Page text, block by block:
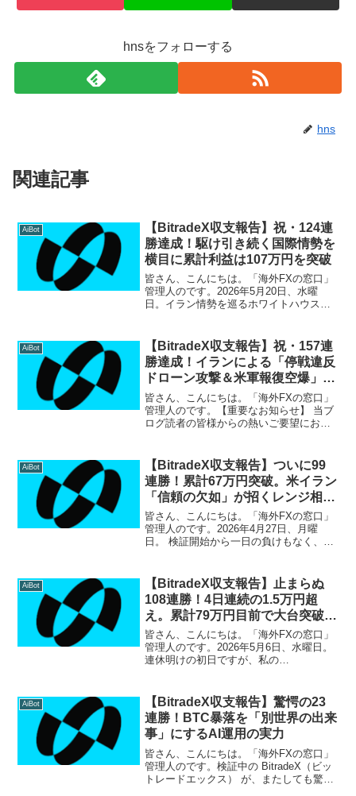
hnsをフォローする
hns
関連記事
AiBot
【BitradeX収支報告】祝・124連
勝達成！駆け引き続く国際情勢を
横目に累計利益は107万円を突破
皆さん、こんにちは。「海外FXの窓口」
管理人のです。2026年5月20日、水曜
日。イラン情勢を巡るホワイトハウスの
成しました！相場に急な揺さぶりがかか
る局面こ...
AiBot
【BitradeX収支報告】祝・157連
勝達成！イランによる「停戦違反
ドローン攻撃＆米軍報復空爆」の
有事再燃相場をAIが完全攻略、累
計利益194万円突破！
皆さん、こんにちは。「海外FXの窓口」
管理人のです。【重要なお知らせ】 当ブ
ログ読者の皆様からの熱いご要望にお応
気軽に参加でき、リアルタイムの収支報
告や簡単な情報交...
AiBot
【BitradeX収支報告】ついに99
連勝！累計67万円突破。米イラン
「信頼の欠如」が招くレンジ相場
をAIが凌駕
皆さん、こんにちは。「海外FXの窓口」
管理人のです。2026年4月27日、月曜
日。 検証開始から一日の負けもなく、つ
調に増え続け、もはやAI運用なしの生活
は考...
AiBot
【BitradeX収支報告】止まらぬ
108連勝！4日連続の1.5万円超
え。累計79万円目前で大台突破へ
カウントダウン
皆さん、こんにちは。「海外FXの窓口」
管理人のです。2026年5月6日、水曜日。
連休明けの初日ですが、私の
去最高クラスの熱量を維持しています。
本日、無事に 1...
AiBot
【BitradeX収支報告】驚愕の23
連勝！BTC暴落を「別世界の出来
事」にするAI運用の実力
皆さん、こんにちは。「海外FXの窓口」
管理人のです。検証中の BitradeX（ビッ
トレードエックス） が、またしても驚く